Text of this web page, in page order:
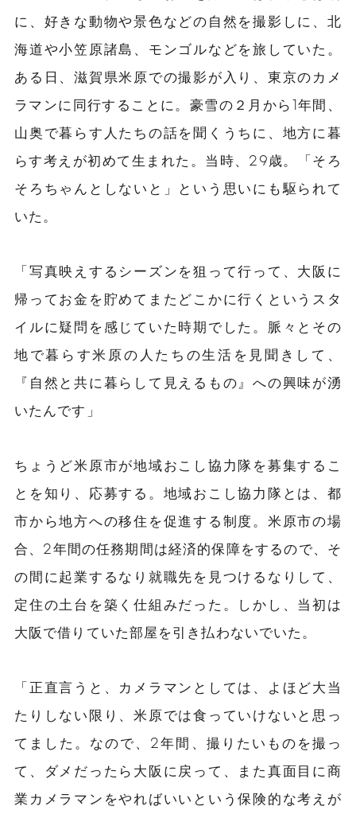
に、好きな動物や景色などの自然を撮影しに、北
海道や小笠原諸島、モンゴルなどを旅していた。
ある日、滋賀県米原での撮影が入り、東京のカメ
ラマンに同行することに。豪雪の２月から1年間、
山奥で暮らす人たちの話を聞くうちに、地方に暮
らす考えが初めて生まれた。当時、29歳。「そろ
そろちゃんとしないと」という思いにも駆られて
いた。
「写真映えするシーズンを狙って行って、大阪に
帰ってお金を貯めてまたどこかに行くというスタ
イルに疑問を感じていた時期でした。脈々とその
地で暮らす米原の人たちの生活を見聞きして、
『自然と共に暮らして見えるもの』への興味が湧
いたんです」
ちょうど米原市が地域おこし協力隊を募集するこ
とを知り、応募する。地域おこし協力隊とは、都
市から地方への移住を促進する制度。米原市の場
合、2年間の任務期間は経済的保障をするので、そ
の間に起業するなり就職先を見つけるなりして、
定住の土台を築く仕組みだった。しかし、当初は
大阪で借りていた部屋を引き払わないでいた。
「正直言うと、カメラマンとしては、よほど大当
たりしない限り、米原では食っていけないと思っ
てました。なので、2年間、撮りたいものを撮っ
て、ダメだったら大阪に戻って、また真面目に商
業カメラマンをやればいいという保険的な考えが